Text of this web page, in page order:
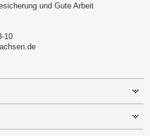
und Gute Arbeit
10